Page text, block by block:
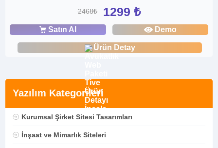
Yazılım Kategorileri
Kurumsal Şirket Sitesi Tasarımları
İnşaat ve Mimarlık Siteleri
2468₺ 1299 ₺
Satın Al Demo
Ürün Detay